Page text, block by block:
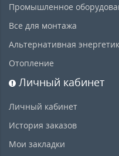
Промышленное
Все для монтажа
Альтернативная
Отопление
Личный кабинет
Личный кабинет
История заказов
Мои закладки